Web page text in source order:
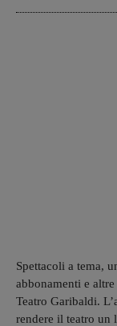
Spettacoli a tema,
abbonamenti e
Teatro Garibaldi.
rendere il teatro un